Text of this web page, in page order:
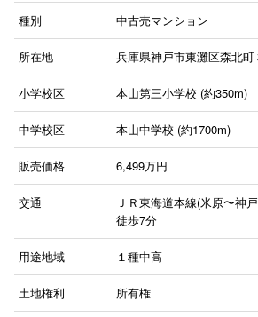
種別 中古売マンション
所在地 兵庫県神戸市東灘区森北町
小学校区 本山第三小学校 (約350m)
中学校区 本山中学校 (約1700m)
販売価格 6,499万円
交通
ＪＲ東海道本線(米原〜神
徒歩7分
用途地域 １種中高
土地権利 所有権